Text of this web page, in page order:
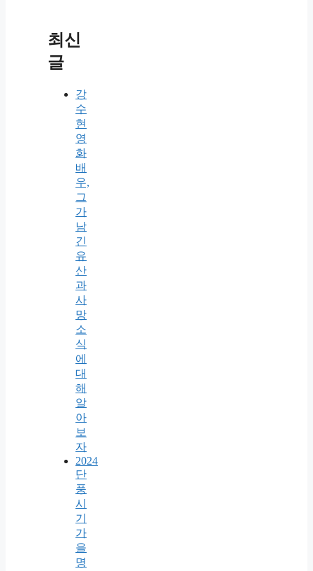
최신
글
강
수
현
영
화
배
우,
그
가
남
긴
유
산
과
사
망
소
식
에
대
해
알
아
보
자
2024
단
풍
시
기
가
을
명